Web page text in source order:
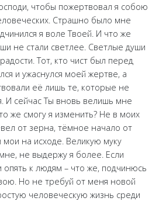
чтобы пожертвовал я собою
Страшно было мне
я воле Твоей. И что же
не стали светлее. Светлые души
Тот, кто чист был перед
и ужаснулся моей жертве, а
её лишь те, которые не
И сейчас Ты вновь велишь мне
же смогу я изменить? Не в моих
от зерна, тёмное начало от
мои на исходе. Великую муку
не выдержу я более. Если
опять к людям – что же, подчинюсь
Но не требуй от меня новой
человеческую жизнь среди